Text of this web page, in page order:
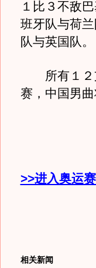
１比３不敌
班牙队与荷
队与英国队。
所有１２
赛，中国男
>>进入奥运
相关新闻